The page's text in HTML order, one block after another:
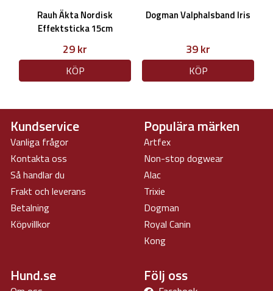
Rauh Äkta Nordisk
Effektsticka 15cm
29 kr
KÖP
Dogman Valphalsband Iris
39 kr
KÖP
Kundservice
Vanliga frågor
Kontakta oss
Så handlar du
Frakt och leverans
Betalning
Köpvillkor
Populära märken
Artfex
Non-stop dogwear
Alac
Trixie
Dogman
Royal Canin
Kong
Hund.se Följ oss